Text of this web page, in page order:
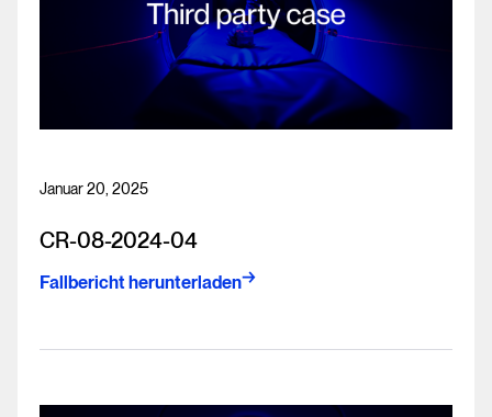
Januar 20, 2025
CR-08-2024-04
Fallbericht herunterladen